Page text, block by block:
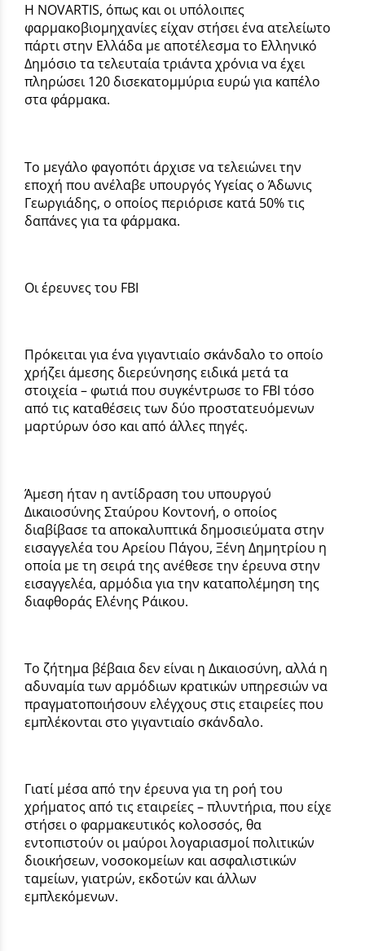
Η NOVARTIS, όπως και οι υπόλοιπες
φαρμακοβιομηχανίες είχαν στήσει ένα ατελείωτο
πάρτι στην Ελλάδα με αποτέλεσμα το Ελληνικό
Δημόσιο τα τελευταία τριάντα χρόνια να έχει
πληρώσει 120 δισεκατομμύρια ευρώ για καπέλο
στα φάρμακα.
Το μεγάλο φαγοπότι άρχισε να τελειώνει την
εποχή που ανέλαβε υπουργός Υγείας ο Άδωνις
Γεωργιάδης, ο οποίος περιόρισε κατά 50% τις
δαπάνες για τα φάρμακα.
Οι έρευνες του FBI
Πρόκειται για ένα γιγαντιαίο σκάνδαλο το οποίο
χρήζει άμεσης διερεύνησης ειδικά μετά τα
στοιχεία – φωτιά που συγκέντρωσε το FBI τόσο
από τις καταθέσεις των δύο προστατευόμενων
μαρτύρων όσο και από άλλες πηγές.
Άμεση ήταν η αντίδραση του υπουργού
Δικαιοσύνης Σταύρου Κοντονή, ο οποίος
διαβίβασε τα αποκαλυπτικά δημοσιεύματα στην
εισαγγελέα του Αρείου Πάγου, Ξένη Δημητρίου η
οποία με τη σειρά της ανέθεσε την έρευνα στην
εισαγγελέα, αρμόδια για την καταπολέμηση της
διαφθοράς Ελένης Ράικου.
Το ζήτημα βέβαια δεν είναι η Δικαιοσύνη, αλλά η
αδυναμία των αρμόδιων κρατικών υπηρεσιών να
πραγματοποιήσουν ελέγχους στις εταιρείες που
εμπλέκονται στο γιγαντιαίο σκάνδαλο.
Γιατί μέσα από την έρευνα για τη ροή του
χρήματος από τις εταιρείες – πλυντήρια, που είχε
στήσει ο φαρμακευτικός κολοσσός, θα
εντοπιστούν οι μαύροι λογαριασμοί πολιτικών
διοικήσεων, νοσοκομείων και ασφαλιστικών
ταμείων, γιατρών, εκδοτών και άλλων
εμπλεκόμενων.